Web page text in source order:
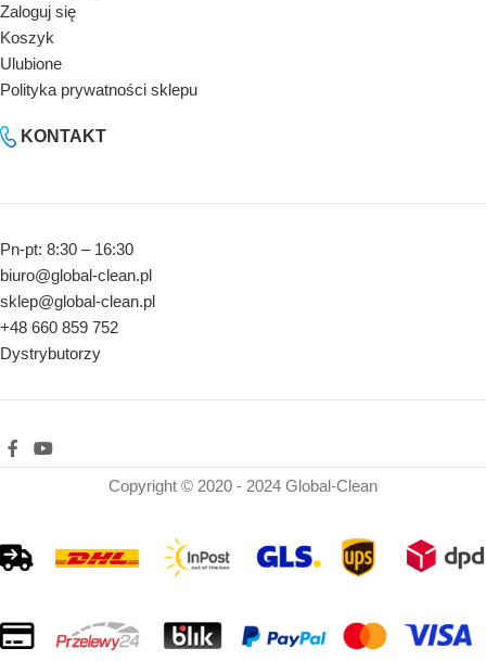
Zaloguj się
Koszyk
Ulubione
Polityka prywatności sklepu
KONTAKT
Pn-pt: 8:30 – 16:30
biuro@global-clean.pl
sklep@global-clean.pl
+48 660 859 752
Dystrybutorzy
Copyright © 2020 - 2024 Global-Clean